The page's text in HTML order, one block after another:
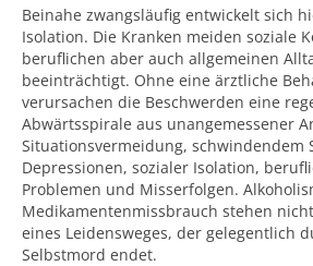
Beinahe zwangsläufig entwickelt sich
Isolation. Die Kranken meiden soziale
beruflichen aber auch allgemeinen
beeinträchtigt. Ohne eine ärztliche
verursachen die Beschwerden eine
Abwärtsspirale aus unangemessener
Situationsvermeidung, schwindendem
Depressionen, sozialer Isolation,
Problemen und Misserfolgen.
Medikamentenmissbrauch stehen
eines Leidensweges, der gelegentlich
Selbstmord endet.